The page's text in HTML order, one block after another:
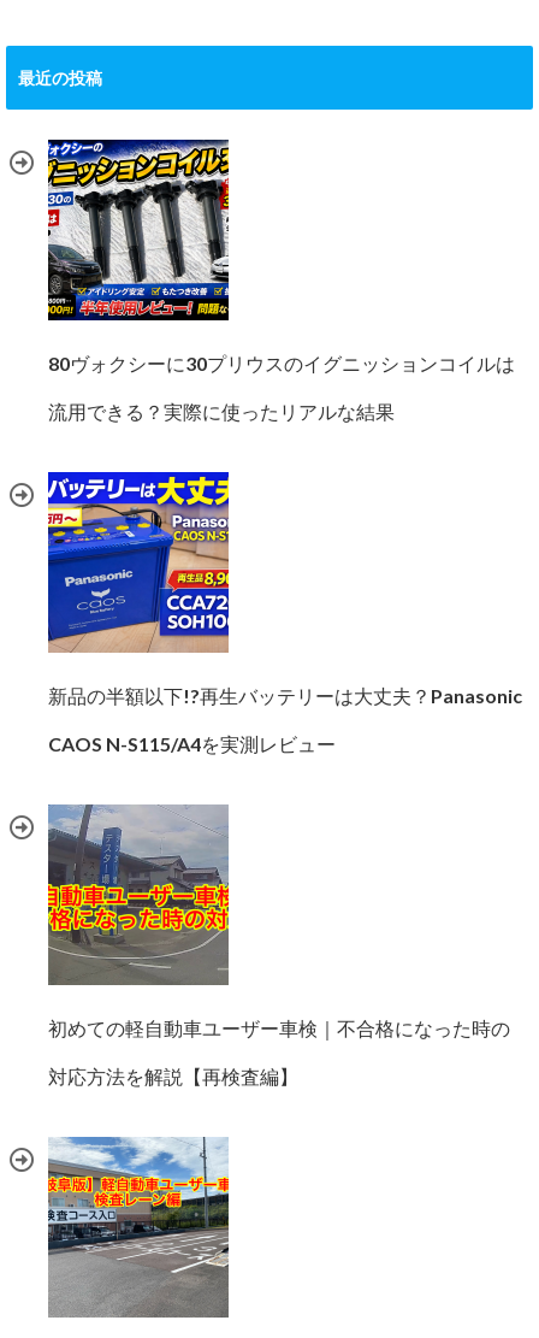
最近の投稿
80ヴォクシーに30プリウスのイグニッションコイルは
流用できる？実際に使ったリアルな結果
新品の半額以下!?再生バッテリーは大丈夫？Panasonic
CAOS N-S115/A4を実測レビュー
初めての軽自動車ユーザー車検｜不合格になった時の
対応方法を解説【再検査編】